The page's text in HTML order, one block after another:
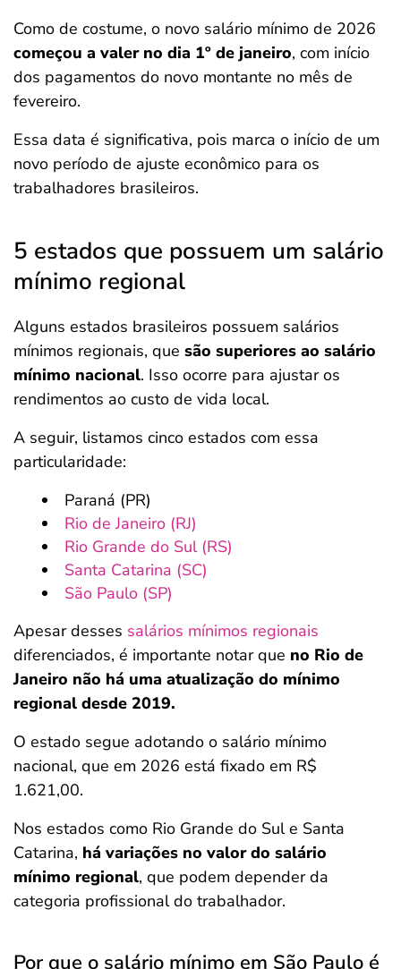
Como de costume, o novo salário mínimo de 2026
começou a valer no dia 1º de janeiro, com início
dos pagamentos do novo montante no mês de
fevereiro.
Essa data é significativa, pois marca o início de um
novo período de ajuste econômico para os
trabalhadores brasileiros.
5 estados que possuem um salário
mínimo regional
Alguns estados brasileiros possuem salários
mínimos regionais, que são superiores ao salário
mínimo nacional. Isso ocorre para ajustar os
rendimentos ao custo de vida local.
A seguir, listamos cinco estados com essa
particularidade:
Paraná (PR)
Rio de Janeiro (RJ)
Rio Grande do Sul (RS)
Santa Catarina (SC)
São Paulo (SP)
Apesar desses salários mínimos regionais
diferenciados, é importante notar que no Rio de
Janeiro não há uma atualização do mínimo
regional desde 2019.
O estado segue adotando o salário mínimo
nacional, que em 2026 está fixado em R$
1.621,00.
Nos estados como Rio Grande do Sul e Santa
Catarina, há variações no valor do salário
mínimo regional, que podem depender da
categoria profissional do trabalhador.
Por que o salário mínimo em São Paulo é